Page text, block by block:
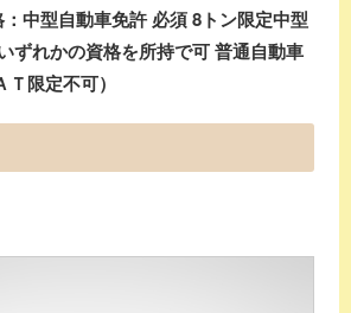
中型自動車免許 必須 8トン限定中型
ずれかの資格を所持で可 普通自動車
限定不可）